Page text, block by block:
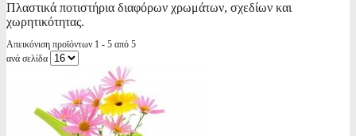
Πλαστικά ποτιστήρια διαφόρων χρωμάτων, σχεδίων και
χωρητικότητας.
Απεικόνιση προϊόντων 1 - 5 από 5
ανά σελίδα